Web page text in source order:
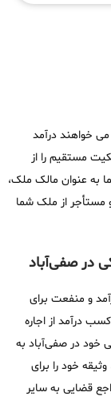
خواهند درآمد
مستقیم را از
به عنوان مالک ملک،
مستأجر از ملک شما
در صفی‌آباد
و منفعت برای
درآمد از اجاره
خود در صفی‌آباد به
خود را برای
قضایی به سایر